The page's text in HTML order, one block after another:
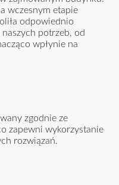
wczesnym etapie
odpowiednio
potrzeb, od
wpłynie na
zgodnie ze
zapewni wykorzystanie
rozwiązań.